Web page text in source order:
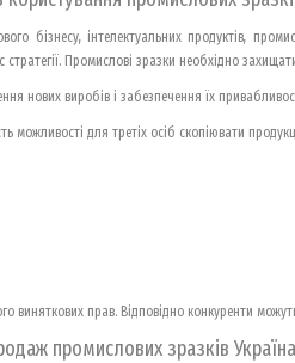
бізнесу, інтелектуальних продуктів,
Промислові зразки необхідно
нових виробів і забезпечення їх
можливості для третіх осіб скопіювати
прав. Відповідно конкуренти
промислових зразків Україна